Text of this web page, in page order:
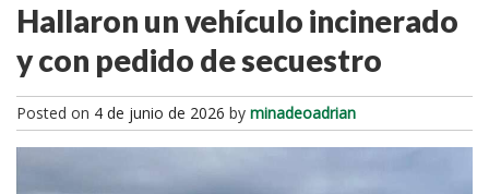
Hallaron un vehículo incinerado
y con pedido de secuestro
Posted on 4 de junio de 2026 by minadeoadrian